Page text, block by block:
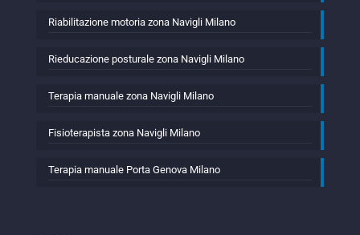
Riabilitazione motoria zona Navigli Milano
Rieducazione posturale zona Navigli Milano
Terapia manuale zona Navigli Milano
Fisioterapista zona Navigli Milano
Terapia manuale Porta Genova Milano